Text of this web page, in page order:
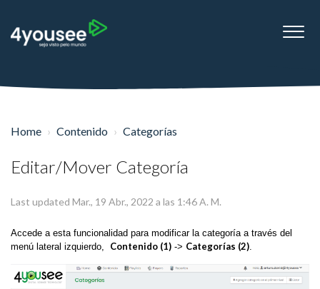
Home Contenido Categorías
Editar/Mover Categoría
Last updated Mar., 19 Abr., 2022 a las 1:46 A. M.
Accede a esta funcionalidad para modificar la categoría a través del
menú lateral izquierdo, Contenido (1) -> Categorías (2)